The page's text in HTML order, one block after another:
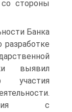
стороны
Банка
выявил
участия
с